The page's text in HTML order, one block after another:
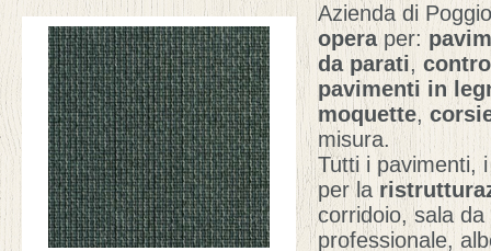
Azienda di
operaper:
da parati,
pavimenti in
moquette,
misura.
Tutti i pavimenti,
per la
corridoio, sala
professionale,